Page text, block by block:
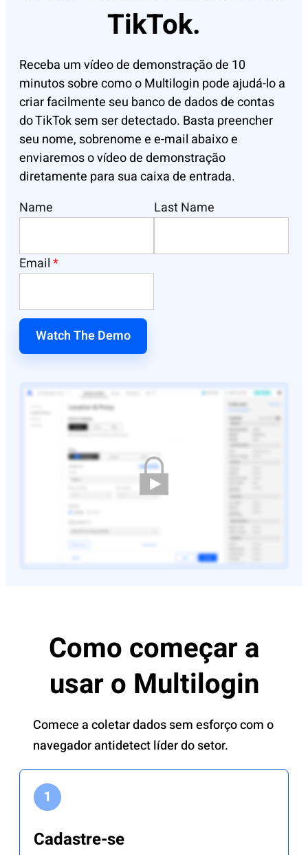
TikTok.
Receba um vídeo de demonstração de 10
minutos sobre como o Multilogin pode ajudá-lo a
criar facilmente seu banco de dados de contas
do TikTok sem ser detectado. Basta preencher
seu nome, sobrenome e e-mail abaixo e
enviaremos o vídeo de demonstração
diretamente para sua caixa de entrada.
Name
Last Name
Email*
Watch The Demo
Como começar a
usar o Multilogin
Comece a coletar dados sem esforço com o
navegador antidetect líder do setor.
Cadastre-se